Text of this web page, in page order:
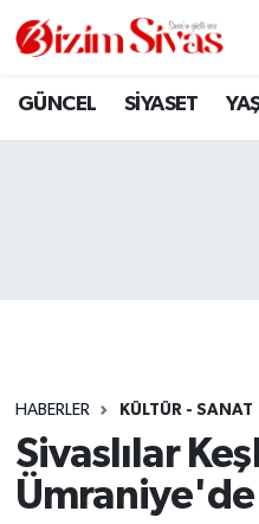
GÜNCEL SİYASET
HABERLER KÜLTÜR - SANAT
Sivaslılar
Ümraniye'de
ARAMIZDAN
GÜNCEL
KÜLTÜR
Sivas Nöbetçi
Son Dakika
Haber Arşivi